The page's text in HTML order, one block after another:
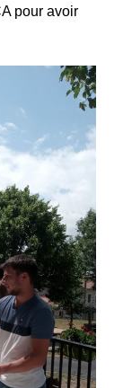
pour avoir